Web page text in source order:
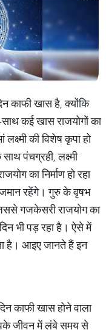
काफी खास है, क्योंकि
कई खास राजयोगों का
लक्ष्मी की विशेष कृपा हो
पंचग्रही, लक्ष्मी
का निर्माण हो रहा
रहेंगे। गुरु के वृषभ
गजकेसरी राजयोग का
भी पड़ रहा है। ऐसे में
है। आइए जानते हैं इन
काफी खास होने वाला
जीवन में लंबे समय से